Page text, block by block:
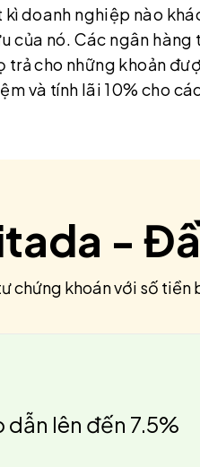
doanh nghiệp nào
của nó. Các ngân
trả cho những khoản
và tính lãi 10% cho
-
chứng khoán với số tiền
dẫn lên đến 7.5%